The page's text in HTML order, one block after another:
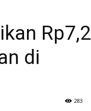
Rp7,2
di
283